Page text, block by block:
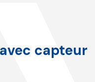
capteur